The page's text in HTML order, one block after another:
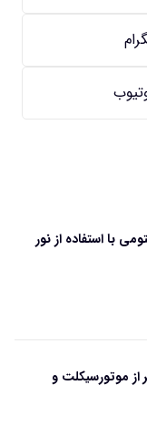
با استفاده از نور
از موتورسیکلت و